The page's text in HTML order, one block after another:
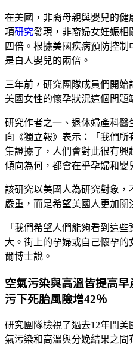
在美國，非裔母親與嬰兒的健
項研究發現，非裔婦女妊娠相
四倍。根據美國疾病預防控制
是白人嬰兒的兩倍。
三年前，研究團隊成員們開
美國女性的懷孕狀況這個問題
研究作者之一、退休婦產科醫
向《獨立報》表示：「我們
集證據了，人們會對此很有
傾向為何，都會在乎孕婦和嬰
該研究以美國人為研究對象
嚴重，而是希望美國人更加關
「我們希望人們能夠看到這
大。街上的孕婦或自己懷孕
爾博士說。
空氣污染與高溫皆提高
污下死胎風險增42％
研究團隊檢視了過去12年間
氣污染和高溫與分娩結果之